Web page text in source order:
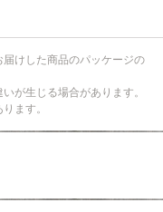
けした商品のパッケージの
が生じる場合があります。
ます。